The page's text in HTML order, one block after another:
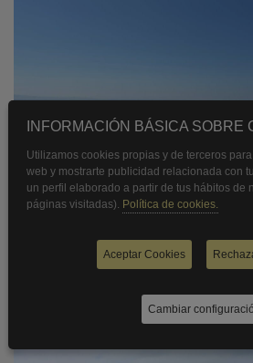
Camino de Santiago a
dificultad real
INFORMACIÓN BÁSICA SOBRE
Utilizamos cookies propias y de terceros
web y mostrarte publicidad relacionada con
un perfil elaborado a partir de tus hábitos de
páginas visitadas). Política de cookies.
Aceptar Cookies
Cambiar